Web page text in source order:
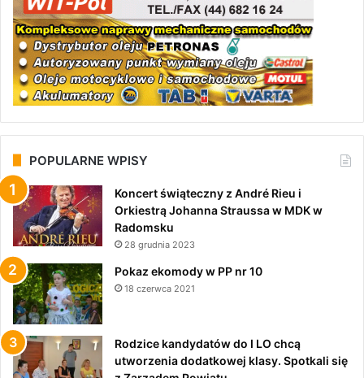
POPULARNE WPISY
Koncert świąteczny z André Rieu i
Orkiestrą Johanna Straussa w MDK w
Radomsku
28 grudnia 2023
Pokaz ekomody w PP nr 10
18 czerwca 2021
Rodzice kandydatów do I LO chcą
utworzenia dodatkowej klasy. Spotkali się